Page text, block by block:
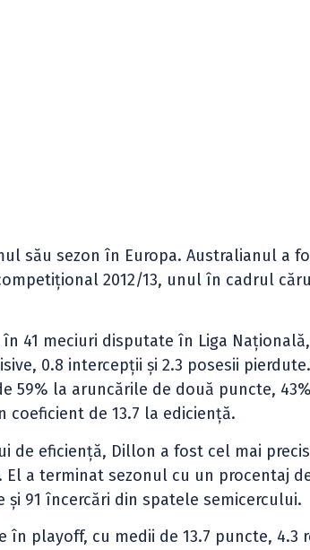
său sezon în Europa. Australianul a
2012/13, unul în cadrul
41 meciuri disputate în Liga
0.8 intercepții și 2.3 posesii
59% la aruncările de două puncte,
coeficient de 13.7 la ediciență.
de eficiență, Dillon a fost cel mai
a terminat sezonul cu un procentaj
91 încercări din spatele semicercului.
în playoff, cu medii de 13.7 puncte, 4.3